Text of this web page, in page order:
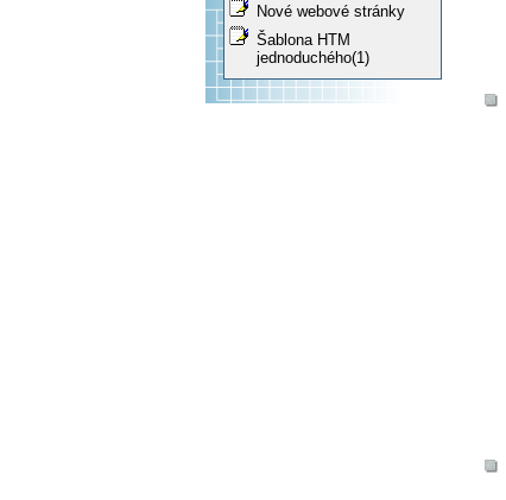
Nové webové stránky
Šablona HTM
jednoduchého(1)